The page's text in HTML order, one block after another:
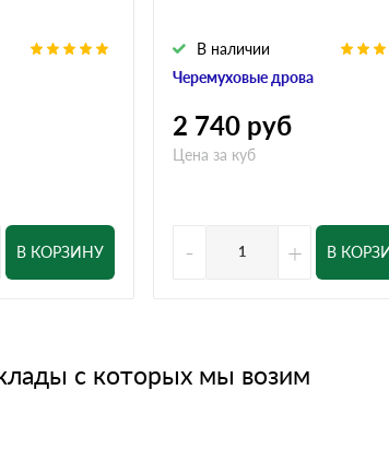
В КОРЗИНУ
Черемуховые дрова
В наличии
2 740 руб
Цена за куб
- + В
с которых мы возим